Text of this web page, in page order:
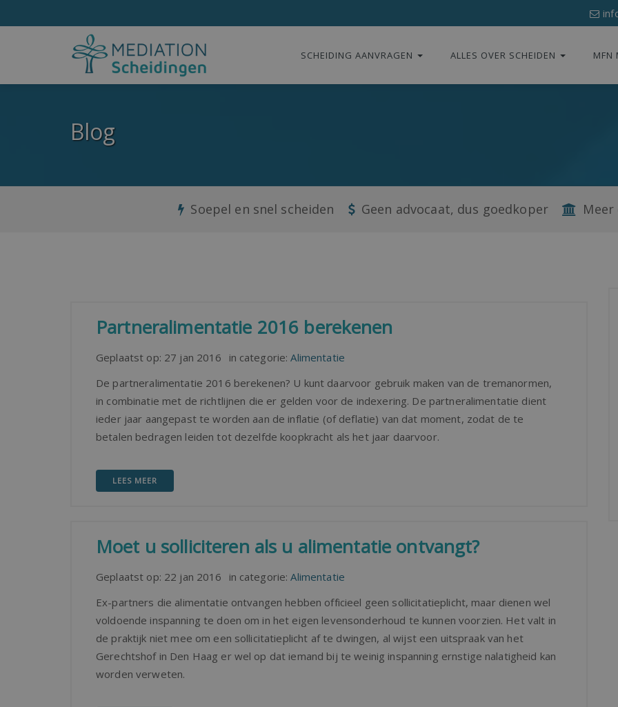
SCHEIDING AANVRAGEN ALLES OVER SCHEIDEN MFN
Blog
Soepel en snel scheiden Geen advocaat, dus goedkoper
Partneralimentatie 2016 berekenen
Geplaatst op: 27 jan 2016 in categorie:Alimentatie
De partneralimentatie 2016 berekenen? U kunt daarvoor gebruik maken van de tremanormen,
in combinatie met de richtlijnen die er gelden voor de indexering. De partneralimentatie dient
ieder jaar aangepast te worden aan de inflatie (of deflatie) van dat moment, zodat de te
betalen bedragen leiden tot dezelfde koopkracht als het jaar daarvoor.
LEES MEER
Moet u solliciteren als u alimentatie ontvangt?
Geplaatst op: 22 jan 2016 in categorie:Alimentatie
Ex-partners die alimentatie ontvangen hebben officieel geen sollicitatieplicht, maar dienen wel
voldoende inspanning te doen om in het eigen levensonderhoud te kunnen voorzien. Het valt in
de praktijk niet mee om een sollicitatieplicht af te dwingen, al wijst een uitspraak van het
Gerechtshof in Den Haag er wel op dat iemand bij te weinig inspanning ernstige nalatigheid kan
worden verweten.